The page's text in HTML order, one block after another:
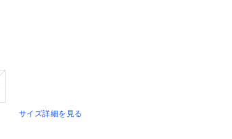
サイズ詳細を見る